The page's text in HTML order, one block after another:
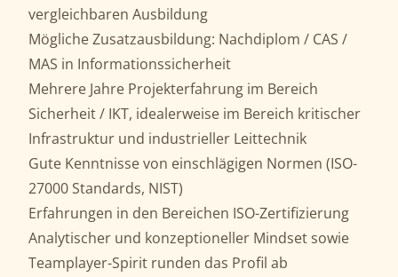
vergleichbaren Ausbildung
Mögliche Zusatzausbildung: Nachdiplom / CAS /
MAS in Informationssicherheit
Mehrere Jahre Projekterfahrung im Bereich
Sicherheit / IKT, idealerweise im Bereich kritischer
Infrastruktur und industrieller Leittechnik
Gute Kenntnisse von einschlägigen Normen (ISO-
27000 Standards, NIST)
Erfahrungen in den Bereichen ISO-Zertifizierung
Analytischer und konzeptioneller Mindset sowie
Teamplayer-Spirit runden das Profil ab